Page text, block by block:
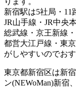
新宿駅は5社局・11
JR山手線・JR中央
総武線・京王新線
都営大江戸線・東
がしやすいのでおす
東京都新宿区は新
ン(NEWoMan)新宿